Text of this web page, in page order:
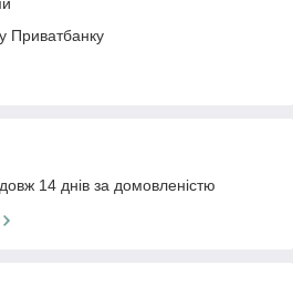
Приватбанку
14 днів за домовленістю